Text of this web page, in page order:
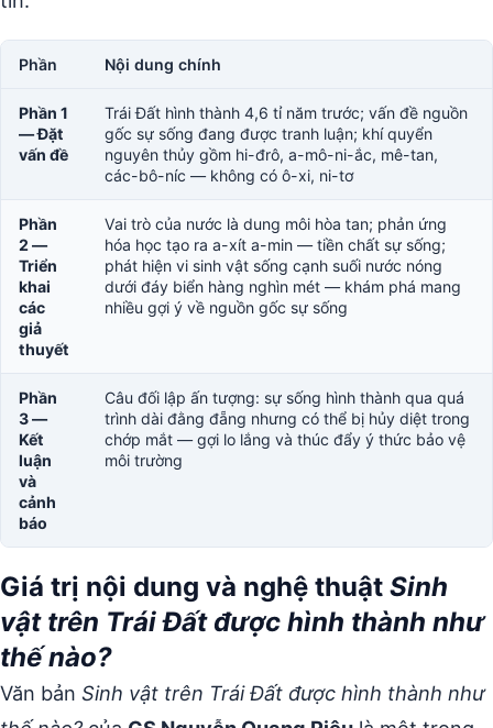
Phần Nội dung chính
Phần 1
— Đặt
vấn đề
Trái Đất hình thành 4,6 tỉ năm trước; vấn đề nguồn
gốc sự sống đang được tranh luận; khí quyển
nguyên thủy gồm hi-đrô, a-mô-ni-ắc, mê-tan,
các-bô-níc — không có ô-xi, ni-tơ
Phần
2 —
Triển
khai
các
giả
thuyết
Vai trò của nước là dung môi hòa tan; phản ứng
hóa học tạo ra a-xít a-min — tiền chất sự sống;
phát hiện vi sinh vật sống cạnh suối nước nóng
dưới đáy biển hàng nghìn mét — khám phá mang
nhiều gợi ý về nguồn gốc sự sống
Phần
3 —
Kết
luận
và
cảnh
báo
Câu đối lập ấn tượng: sự sống hình thành qua quá
trình dài đằng đẵng nhưng có thể bị hủy diệt trong
chớp mắt — gợi lo lắng và thúc đẩy ý thức bảo vệ
môi trường
Giá trị nội dung và nghệ thuật Sinh
vật trên Trái Đất được hình thành như
thế nào?
Văn bản Sinh vật trên Trái Đất được hình thành như